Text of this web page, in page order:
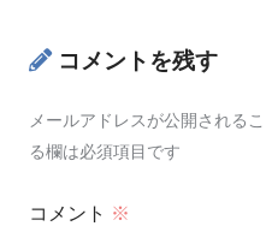
コメントを残す
メールアドレスが公開される
る欄は必須項目です
コメント ※